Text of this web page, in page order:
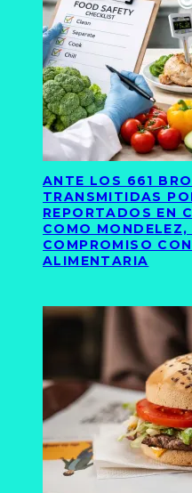
ANTE LOS 661
TRANSMITIDAS
REPORTADOS EN
COMO MONDELEZ,
COMPROMISO
ALIMENTARIA